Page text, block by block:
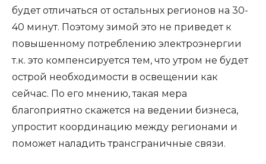
будет отличаться от остальных регионов на 30-
40 минут. Поэтому зимой это не приведет к
повышенному потреблению электроэнергии
т.к. это компенсируется тем, что утром не будет
острой необходимости в освещении как
сейчас. По его мнению, такая мера
благоприятно скажется на ведении бизнеса,
упростит координацию между регионами и
поможет наладить трансграничные связи.